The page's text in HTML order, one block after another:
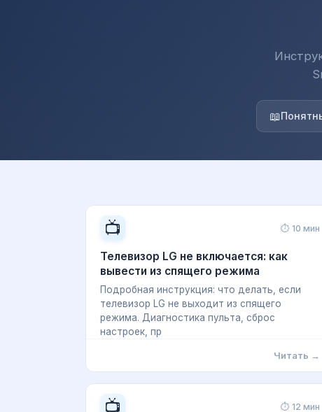
📖
📺 ⏱ 10 мин
Телевизор LG не включается: как
вывести из спящего режима
Подробная инструкция: что делать, если
телевизор LG не выходит из спящего
режима. Диагностика пульта, сброс
настроек, пр
Читать →
📺 ⏱ 12 мин